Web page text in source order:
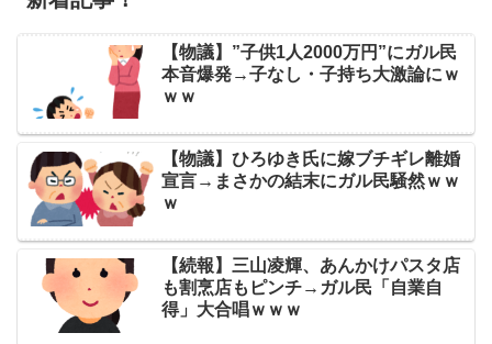
【物議】”子供1人2000万円”にガル民
本音爆発→子なし・子持ち大激論にｗ
ｗｗ
【物議】ひろゆき氏に嫁ブチギレ離婚
宣言→まさかの結末にガル民騒然ｗｗ
ｗ
【続報】三山凌輝、あんかけパスタ店
も割烹店もピンチ→ガル民「自業自
得」大合唱ｗｗｗ